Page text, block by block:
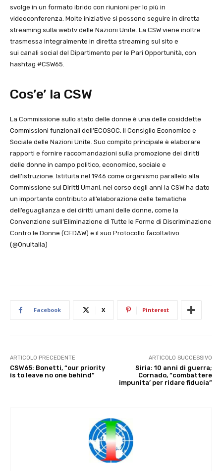
svolge in un formato ibrido con riunioni per lo più in
videoconferenza. Molte iniziative si possono seguire in diretta
streaming sulla webtv delle Nazioni Unite. La CSW viene inoltre
trasmessa integralmente in diretta streaming sul sito e
sui canali social del Dipartimento per le Pari Opportunità, con
hashtag #CSW65.
Cos’e’ la CSW
La Commissione sullo stato delle donne è una delle cosiddette
Commissioni funzionali dell’ECOSOC, il Consiglio Economico e
Sociale delle Nazioni Unite. Suo compito principale è elaborare
rapporti e fornire raccomandazioni sulla promozione dei diritti
delle donne in campo politico, economico, sociale e
dell’istruzione. Istituita nel 1946 come organismo parallelo alla
Commissione sui Diritti Umani, nel corso degli anni la CSW ha dato
un importante contributo all’elaborazione delle tematiche
dell’eguaglianza e dei diritti umani delle donne, come la
Convenzione sull’Eliminazione di Tutte le Forme di Discriminazione
Contro le Donne (CEDAW) e il suo Protocollo facoltativo.
(@OnuItalia)
Facebook X Pinterest
ARTICOLO PRECEDENTE
CSW65: Bonetti, “our priority
is to leave no one behind”
ARTICOLO SUCCESSIVO
Siria: 10 anni di guerra;
Cornado, “combattere
impunita’ per ridare fiducia”